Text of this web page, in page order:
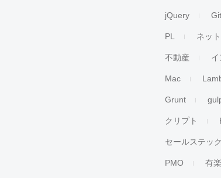
jQuery
PL ネッ
不動産
Mac
Grunt
クリプト
セールステック
PMO 有